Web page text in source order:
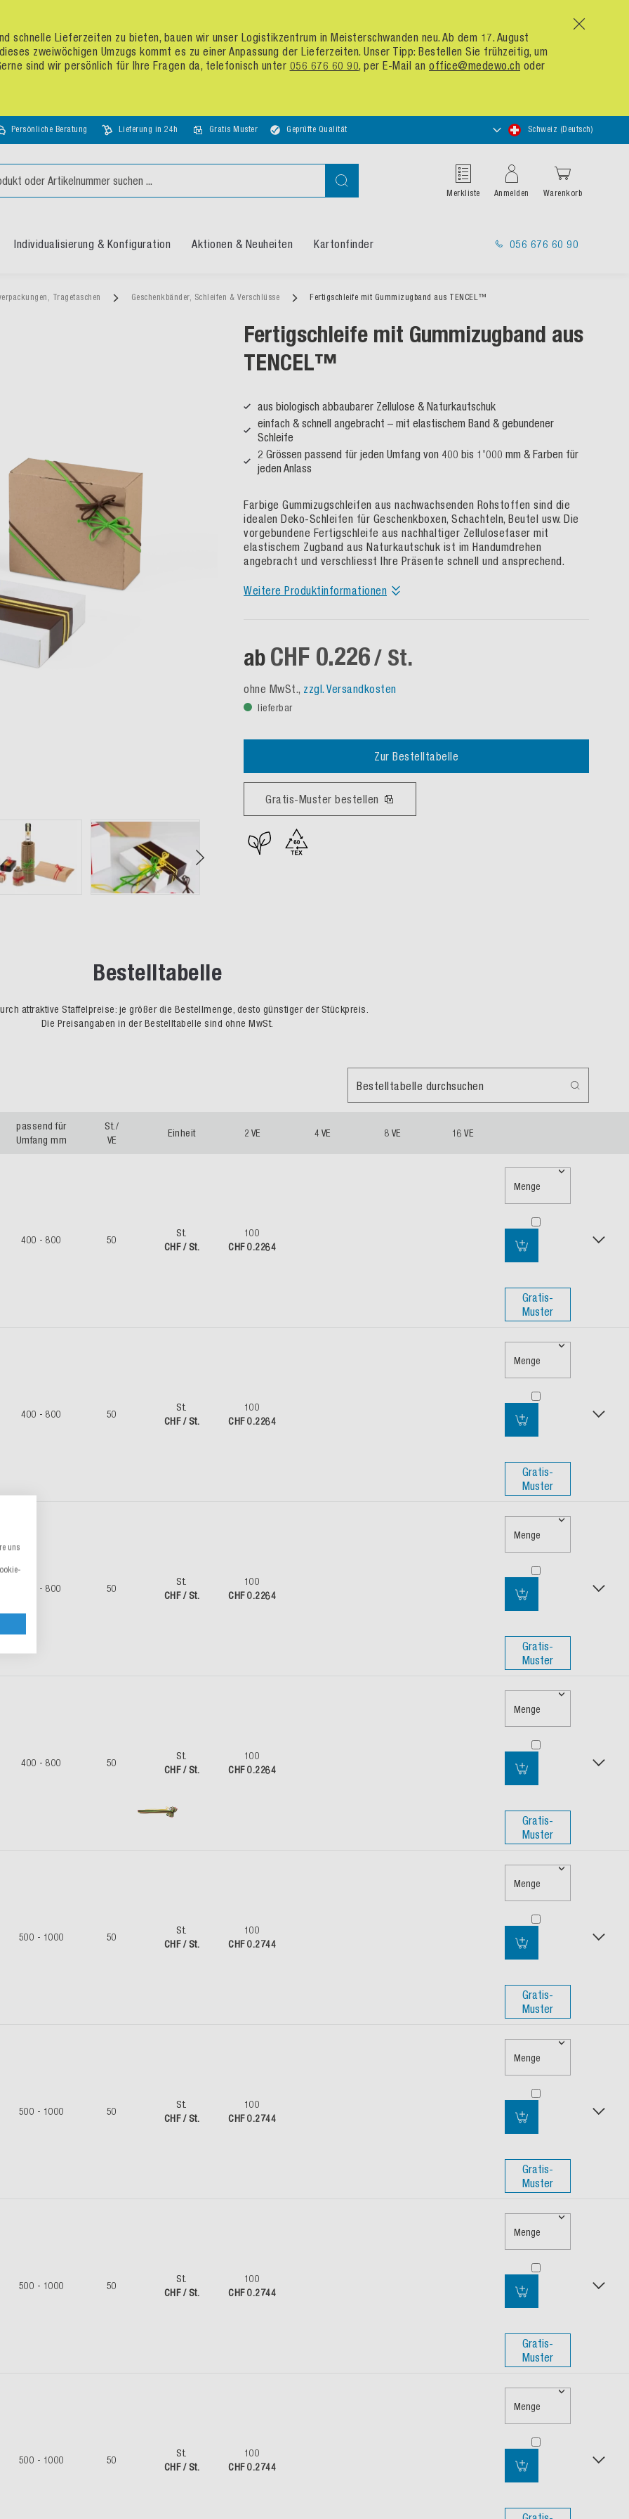
x
schnelle Lieferzeiten zu bieten, bauen wir unser Logistikzentrum in Meisterschwanden neu. Ab dem 17. August
zweiwöchigen Umzugs kommt es zu einer Anpassung der Lieferzeiten. Unser Tipp: Bestellen Sie frühzeitig, um
sind wir persönlich für Ihre Fragen da, telefonisch unter 056 676 60 90, per E-Mail an office@medewo.ch oder
Persönliche Beratung Lieferung in 24h Gratis Muster Geprüfte Qualität
Store
auswählen
Schweiz (Deutsch)
Suche
Merkliste Anmelden Warenkorb
Individualisierung & Konfiguration Aktionen & Neuheiten Kartonfinder 056 676 60 90
Tragetaschen Geschenkbänder, Schleifen & Verschlüsse Fertigschleife mit Gummizugband aus TENCEL™
Fertigschleife mit Gummizugband aus
TENCEL™
aus biologisch abbaubarer Zellulose & Naturkautschuk
einfach & schnell angebracht – mit elastischem Band & gebundener
Schleife
2 Grössen passend für jeden Umfang von 400 bis 1'000 mm & Farben für
jeden Anlass
Farbige Gummizugschleifen aus nachwachsenden Rohstoffen sind die
idealen Deko-Schleifen für Geschenkboxen, Schachteln, Beutel usw. Die
vorgebundene Fertigschleife aus nachhaltiger Zellulosefaser mit
elastischem Zugband aus Naturkautschuk ist im Handumdrehen
angebracht und verschliesst Ihre Präsente schnell und ansprechend.
Weitere Produktinformationen
ab CHF 0.226/ St.
ohne MwSt., zzgl. Versandkosten
lieferbar
Zur Bestelltabelle
Gratis-Muster bestellen
Bestelltabelle
attraktive Staffelpreise: je größer die Bestellmenge, desto günstiger der Stückpreis.
Die Preisangaben in der Bestelltabelle sind ohne MwSt.
Bestelltabelle durchsuchen
passend für
Umfang mm
St./
VE
Einheit 2 VE 4 VE 8 VE 16 VE
400 - 800 50
St.
CHF / St.
100
CHF 0.2264
Menge
Gratis-
Muster
400 - 800 50
St.
CHF / St.
100
CHF 0.2264
Menge
Gratis-
Muster
400 - 800 50
St.
CHF / St.
100
CHF 0.2264
Menge
Gratis-
Muster
400 - 800 50
St.
CHF / St.
100
CHF 0.2264
Menge
Gratis-
Muster
500 - 1000 50
St.
CHF / St.
100
CHF 0.2744
Menge
Gratis-
Muster
500 - 1000 50
St.
CHF / St.
100
CHF 0.2744
Menge
Gratis-
Muster
500 - 1000 50
St.
CHF / St.
100
CHF 0.2744
Menge
Gratis-
Muster
500 - 1000 50
St.
CHF / St.
100
CHF 0.2744
Menge
uns